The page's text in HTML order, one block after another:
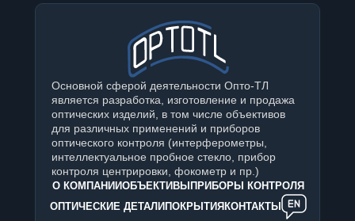
Основной сферой деятельности Опто-ТЛ
является разработка, изготовление и продажа
оптических изделий, в том числе объективов
для различных применений и приборов
оптического контроля (интерферометры,
интеллектуальное пробное стекло, прибор
контроля центрировки, фокометр и пр.)
О КОМПАНИИОБЪЕКТИВЫПРИБОРЫ КОНТРОЛЯ
ОПТИЧЕСКИЕ ДЕТАЛИПОКРЫТИЯКОНТАКТЫ